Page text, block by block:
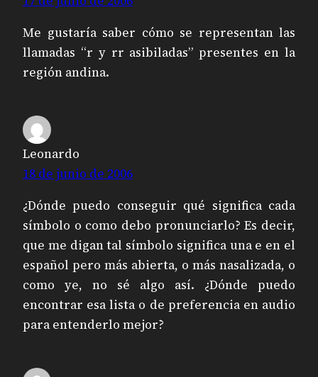
Me gustaría saber cómo se representan las
llamadas “r y rr asibiladas” presentes en la
región andina.
Leonardo
18 de junio de 2006
¿Dónde puedo conseguir qué significa cada
símbolo o como debo pronunciarlo? Es decir,
que me digan tal símbolo significa una e en el
español pero más abierta, o más nasalizada, o
como ye, no sé algo así. ¿Dónde puedo
encontrar esa lista o de preferencia en audio
para entenderlo mejor?